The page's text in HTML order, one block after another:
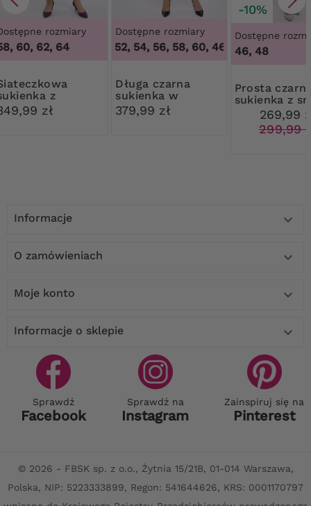
rozmiary
60, 62, 64
z
zł
Dostępne rozmiary
46, 48, 50, 52, 54, 56, 58, 60, 46, 48, 50, 52, 54,
Długa czarna
sukienka w
niebiesko-
posrebrzane
379,99 zł
-10%
Dostępne
46, 48
Prosta czarna
sukienka z
pajęczynką
269,99
299,99
Informacje 
O zamówieniach 
Moje konto 
Informacje o sklepie 
Sprawdź
Facebook
Sprawdź na
Instagram
Zainspiruj się na
Pinterest
© 2026 - FBSK sp. z o.o., Żytnia 15/21B, 01-014 Warszawa,
Polska, NIP: 5223333899, Regon: 541644626, KRS: 0001170797